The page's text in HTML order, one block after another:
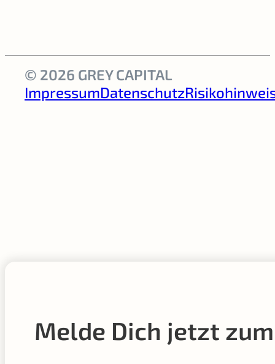
© 2026 GREY CAPITAL
ImpressumDatenschutz
Melde Dich jetzt